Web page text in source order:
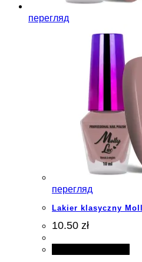
перегляд
перегляд
Lakier klasyczny
10.50 zł